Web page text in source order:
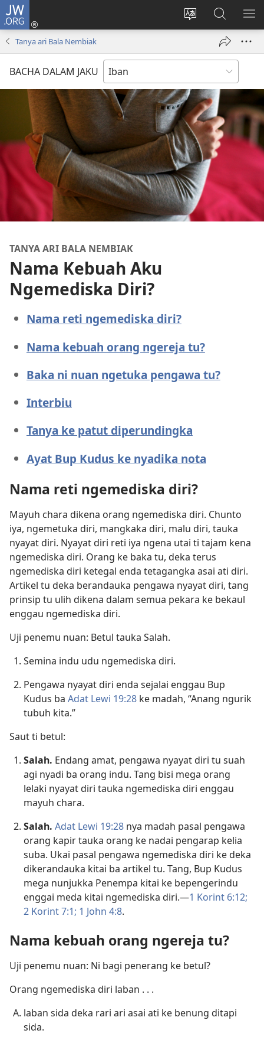
JW.ORG
Tukar
ba
web
Log
Masuk
window)
Giga
JW.ORG
Tanya ari Bala Nembiak
BACHA DALAM JAKU
TANYA ARI BALA NEMBIAK
Nama Kebuah Aku
Ngemediska Diri?
Nama reti ngemediska diri?
Nama kebuah orang ngereja tu?
Baka ni nuan ngetuka pengawa tu?
Interbiu
Tanya ke patut diperundingka
Ayat Bup Kudus ke nyadika nota
Nama reti ngemediska diri?
Mayuh chara dikena orang ngemediska diri. Chunto
iya, ngemetuka diri, mangkaka diri, malu diri, tauka
nyayat diri. Nyayat diri reti iya ngena utai ti tajam kena
ngemediska diri. Orang ke baka tu, deka terus
ngemediska diri ketegal enda tetagangka asai ati diri.
Artikel tu deka berandauka pengawa nyayat diri, tang
prinsip tu ulih dikena dalam semua pekara ke bekaul
enggau ngemediska diri.
Uji penemu nuan: Betul tauka Salah.
Semina indu udu ngemediska diri.
Pengawa nyayat diri enda sejalai enggau Bup
Kudus ba Adat Lewi 19:28 ke madah, “Anang ngurik
tubuh kita.”
Saut ti betul:
Salah. Endang amat, pengawa nyayat diri tu suah
agi nyadi ba orang indu. Tang bisi mega orang
lelaki nyayat diri tauka ngemediska diri enggau
mayuh chara.
Salah. Adat Lewi 19:28 nya madah pasal pengawa
orang kapir tauka orang ke nadai pengarap kelia
suba. Ukai pasal pengawa ngemediska diri ke deka
dikerandauka kitai ba artikel tu. Tang, Bup Kudus
mega nunjukka Penempa kitai ke bepengerindu
enggai meda kitai ngemediska diri.—1 Korint 6:12;
2 Korint 7:1; 1 John 4:8.
Nama kebuah orang ngereja tu?
Uji penemu nuan: Ni bagi penerang ke betul?
Orang ngemediska diri laban . . .
laban sida deka rari ari asai ati ke benung ditapi
sida.